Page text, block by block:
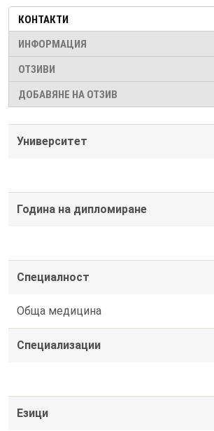
КОНТАКТИ
ИНФОРМАЦИЯ
ОТЗИВИ
ДОБАВЯНЕ НА ОТЗИВ
Университет
Година на дипломиране
Специалност
Обща медицина
Специализации
Езици